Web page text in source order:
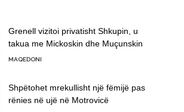
Grenell vizitoi privatisht Shkupin, u
takua me Mickoskin dhe Muçunskin
MAQEDONI
Shpëtohet mrekullisht një fëmijë pas
rënies në ujë në Motrovicë